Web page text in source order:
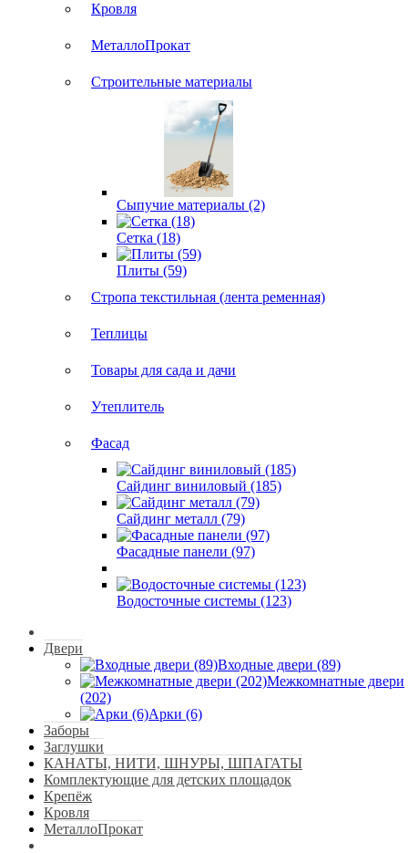
Кровля
МеталлоПрокат
Строительные материалы
Сыпучие материалы (2)
Сетка (18)
Плиты (59)
Стропа текстильная (лента ременная)
Теплицы
Товары для сада и дачи
Утеплитель
Фасад
Сайдинг виниловый (185)
Сайдинг металл (79)
Фасадные панели (97)
Водосточные системы (123)
Двери
Входные двери (89)
Межкомнатные двери
(202)
Арки (6)
Заборы
Заглушки
КАНАТЫ, НИТИ, ШНУРЫ, ШПАГАТЫ
Комплектующие для детских площадок
Крепёж
Кровля
МеталлоПрокат